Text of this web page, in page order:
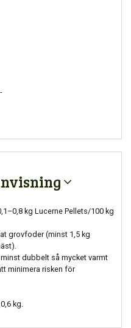
kg Lucerne Pellets/100 kg
grovfoder (minst 1,5 kg
dubbelt så mycket varmt
minimera risken för
kg.